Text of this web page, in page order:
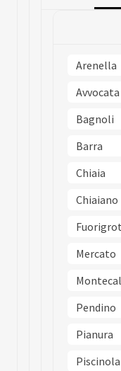
Arenella
Avvocata
Bagnoli
Barra
Chiaia
Chiaiano
Mercato
Pendino
Pianura
Piscinola